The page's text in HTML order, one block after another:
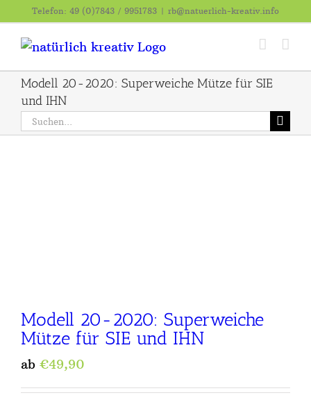
Inhalt
springen
Telefon: 49 (0)7843 / 9951783 | rb@natuerlich-kreativ.info
Modell 20-2020: Superweiche Mütze für SIE
und IHN
Suche
nach:
Modell 20-2020: Superweiche
Mütze für SIE und IHN
ab €49,90